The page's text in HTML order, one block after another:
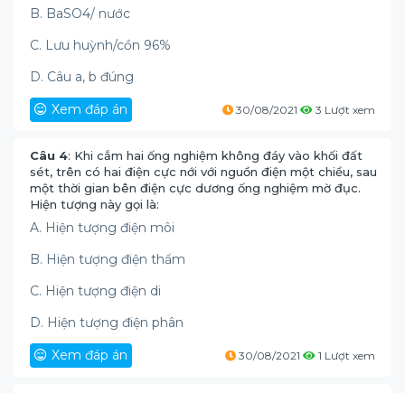
B. BaSO4/ nước
C. Lưu huỳnh/cồn 96%
D. Câu a, b đúng
Xem đáp án
30/08/2021 3 Lượt xem
Câu 4: Khi cắm hai ống nghiệm không đáy vào khối đất
sét, trên có hai điện cực nới với nguồn điện một chiều, sau
một thời gian bên điện cực dương ống nghiệm mờ đục.
Hiện tượng này gọi là:
A. Hiện tượng điện môi
B. Hiện tượng điện thẩm
C. Hiện tượng điện di
D. Hiện tượng điện phân
Xem đáp án
30/08/2021 1 Lượt xem